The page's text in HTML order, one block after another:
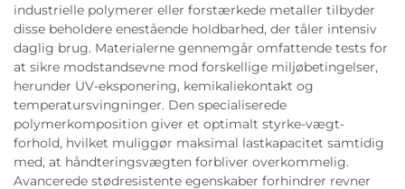
industrielle polymerer eller forstærkede metaller tilbyder
disse beholdere enestående holdbarhed, der tåler intensiv
daglig brug. Materialerne gennemgår omfattende tests for
at sikre modstandsevne mod forskellige miljøbetingelser,
herunder UV-eksponering, kemikaliekontakt og
temperatursvingninger. Den specialiserede
polymerkomposition giver et optimalt styrke-vægt-
forhold, hvilket muliggør maksimal lastkapacitet samtidig
med, at håndteringsvægten forbliver overkommelig.
Avancerede stødresistente egenskaber forhindrer revner